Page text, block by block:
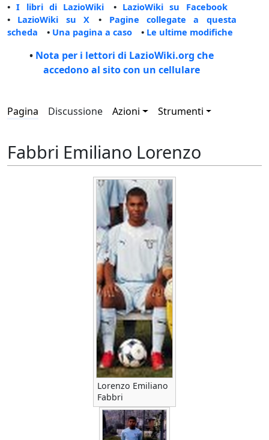
•I libri di LazioWiki • LazioWiki su Facebook
• LazioWiki su X • Pagine collegate a questa
scheda • Una pagina a caso • Le ultime modifiche
• Nota per i lettori di LazioWiki.org che
accedono al sito con un cellulare
Pagina Discussione Azioni Strumenti
Fabbri Emiliano Lorenzo
Lorenzo Emiliano
Fabbri